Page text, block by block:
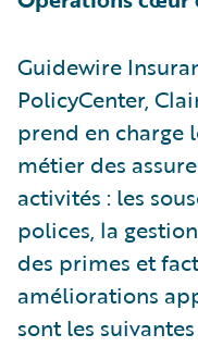
Guidewire
PolicyCenter,
prend en charge
métier des
activités : les
polices, la
des primes et
améliorations
sont les suivantes